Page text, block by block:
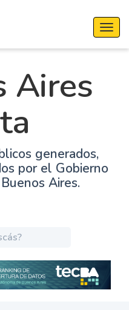
Aires
generados,
por el Gobierno
Aires.